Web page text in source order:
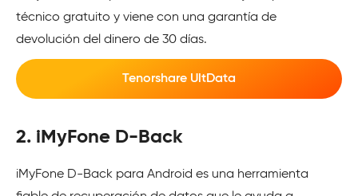
técnico gratuito y viene con una garantía de
devolución del dinero de 30 días.
Tenorshare UltData
2. iMyFone D-Back
iMyFone D-Back para Android es una herramienta